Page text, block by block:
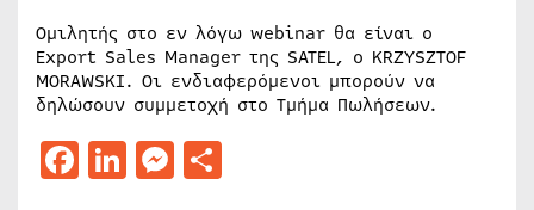
Ομιλητής στο εν λόγω webinar θα είναι ο
Export Sales Manager της SATEL, ο KRZYSZTOF
MORAWSKI. Οι ενδιαφερόμενοι μπορούν να
δηλώσουν συμμετοχή στο Τμήμα Πωλήσεων.
Facebook
LinkedIn
Messenger